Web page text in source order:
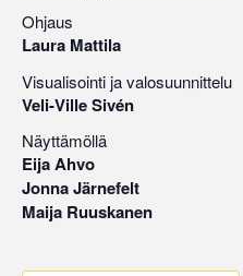
Ohjaus
Laura Mattila
Visualisointi ja valosuunnittelu
Veli-Ville Sivén
Näyttämöllä
Eija Ahvo
Jonna Järnefelt
Maija Ruuskanen